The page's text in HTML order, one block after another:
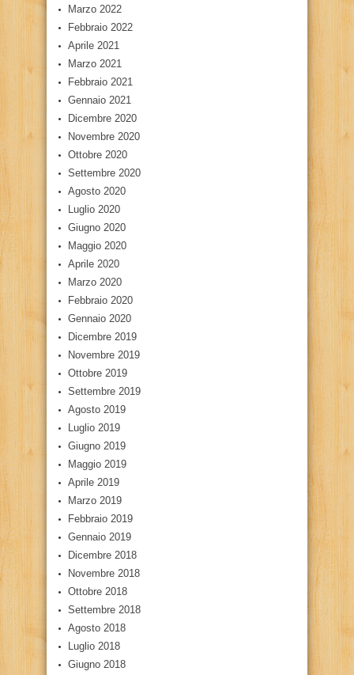
Marzo 2022
Febbraio 2022
Aprile 2021
Marzo 2021
Febbraio 2021
Gennaio 2021
Dicembre 2020
Novembre 2020
Ottobre 2020
Settembre 2020
Agosto 2020
Luglio 2020
Giugno 2020
Maggio 2020
Aprile 2020
Marzo 2020
Febbraio 2020
Gennaio 2020
Dicembre 2019
Novembre 2019
Ottobre 2019
Settembre 2019
Agosto 2019
Luglio 2019
Giugno 2019
Maggio 2019
Aprile 2019
Marzo 2019
Febbraio 2019
Gennaio 2019
Dicembre 2018
Novembre 2018
Ottobre 2018
Settembre 2018
Agosto 2018
Luglio 2018
Giugno 2018